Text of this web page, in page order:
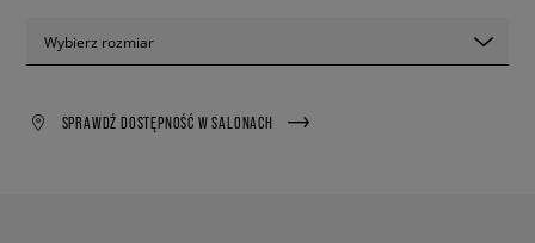
Wybierz rozmiar
SPRAWDŹ DOSTĘPNOŚĆ W SALONACH